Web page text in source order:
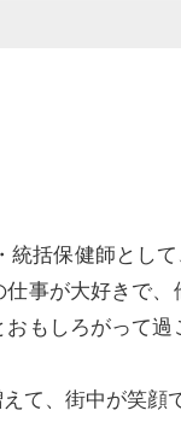
括保健師とし
事が大好きで、
もしろがって
て、街中が笑顔